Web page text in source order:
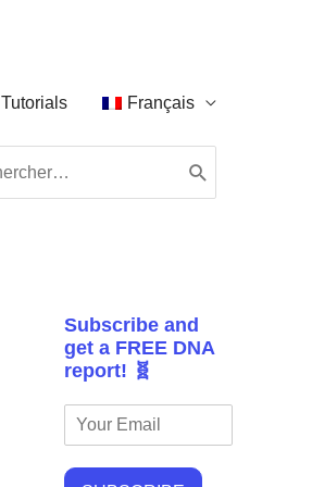
Tutorials Français
Subscribe and
get a FREE DNA
report! 🧬